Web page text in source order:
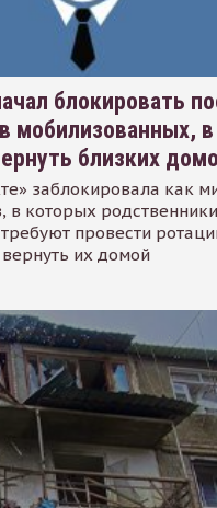
блокировать
мобилизованных,
близких
заблокировала как
в которых родственники
провести
их домой